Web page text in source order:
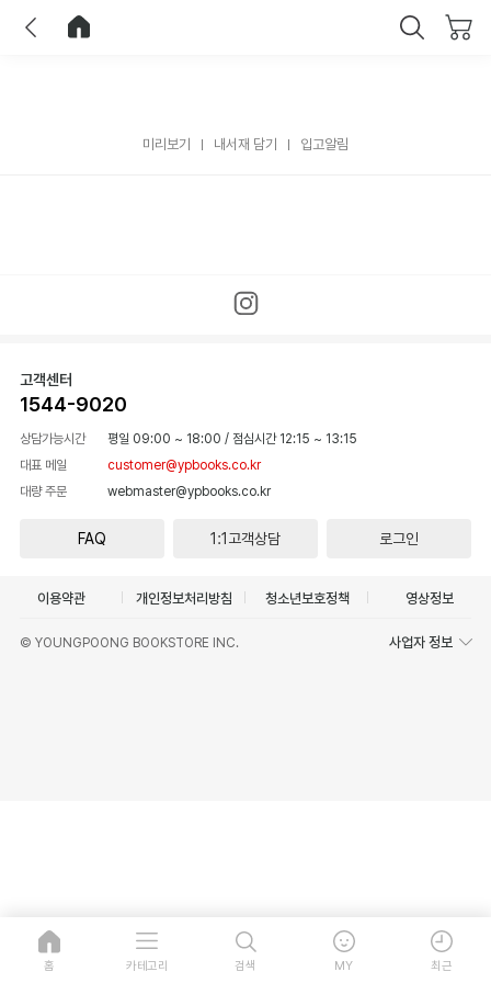
미리보기 내서재 담기 입고알림
고객센터
1544-9020
상담가능시간 평일 09:00 ~ 18:00 / 점심시간 12:15 ~ 13:15
대표 메일
customer@ypbooks.co.kr
대량 주문
webmaster@ypbooks.co.kr
FAQ 1:1고객상담 로그인
이용약관 개인정보처리방침 청소년보호정책 영상정보
© YOUNGPOONG BOOKSTORE INC. 사업자 정보
홈 카테고리 검색 MY 최근